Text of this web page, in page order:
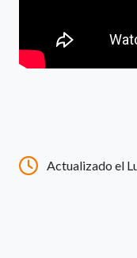
Actualizado el